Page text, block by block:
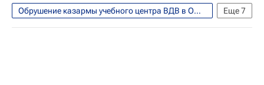
Еще7
Обрушение казармы учебного центра ВДВ в Омске
Общество
Европа
Весь мир